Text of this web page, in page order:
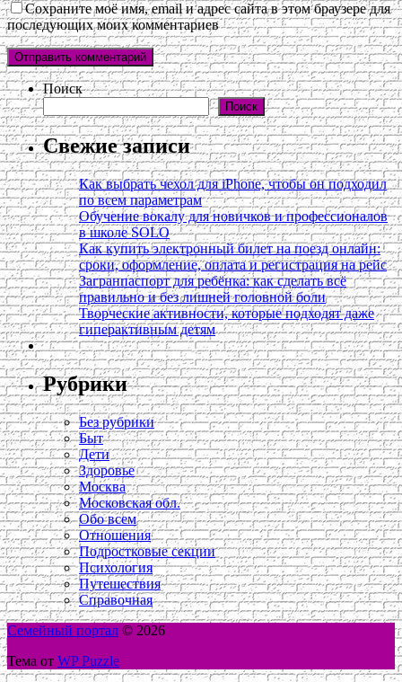
Сохраните моё имя, email и адрес сайта в этом браузере для
последующих моих комментариев
Поиск
Поиск
Свежие записи
Как выбрать чехол для iPhone, чтобы он подходил
по всем параметрам
Обучение вокалу для новичков и профессионалов
в школе SOLO
Как купить электронный билет на поезд онлайн:
сроки, оформление, оплата и регистрация на рейс
Загранпаспорт для ребёнка: как сделать всё
правильно и без лишней головной боли
Творческие активности, которые подходят даже
гиперактивным детям
Рубрики
Без рубрики
Быт
Дети
Здоровье
Москва
Московская обл.
Обо всем
Отношения
Подростковые секции
Психология
Путешествия
Справочная
Семейный портал © 2026
Тема от WP Puzzle